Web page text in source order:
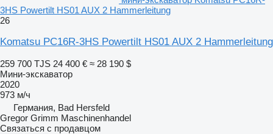
3HS Powertilt HS01 AUX 2 Hammerleitung
26
Komatsu PC16R-3HS Powertilt HS01 AUX 2 Hammerleitung
259 700 TJS 24 400 € ≈ 28 190 $
Мини-экскаватор
2020
973 м/ч
Германия, Bad Hersfeld
Gregor Grimm Maschinenhandel
Связаться с продавцом